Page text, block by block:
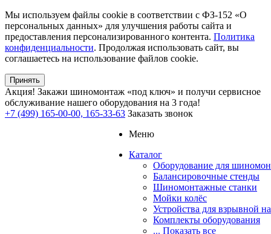
Мы используем файлы cookie в соответствии с ФЗ-152 «О
персональных данных» для улучшения работы сайта и
предоставления персонализированного контента. Политика
конфиденциальности. Продолжая использовать сайт, вы
соглашаетесь на использование файлов cookie.
Принять
Акция! Закажи шиномонтаж «под ключ» и получи сервисное
обслуживание нашего оборудования на 3 года!
+7 (499) 165-00-00, 165-33-63 Заказать звонок
Меню
Каталог
Оборудование для
Балансировочные стенды
Шиномонтажные станки
Мойки колёс
Устройства для взрывной
Комплекты оборудования
... Показать все